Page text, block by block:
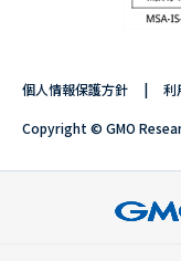
個人情報保護方針 利
Copyright © GMO